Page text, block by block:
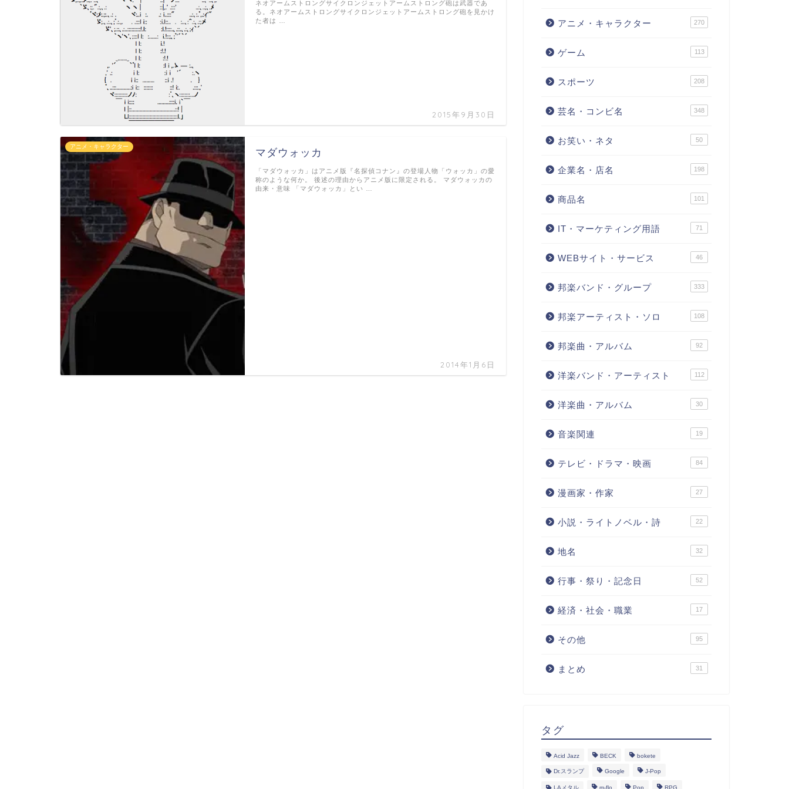
2015年9月30日
ネオアームストロングサイクロンジェットアームストロング砲は武器であ
る。ネオアームストロングサイクロンジェットアームストロング砲を見かけ
た者は …
アニメ・キャラクター
マダウォッカ
2014年1月6日
「マダウォッカ」はアニメ版『名探偵コナン』の登場人物「ウォッカ」の愛
称のような何か。 後述の理由からアニメ版に限定される。 マダウォッカの
由来・意味 「マダウォッカ」とい …
アニメ・キャラクター 270
ゲーム 113
スポーツ 208
芸名・コンビ名 348
お笑い・ネタ 50
企業名・店名 198
商品名 101
IT・マーケティング用語 71
WEBサイト・サービス 46
邦楽バンド・グループ 333
邦楽アーティスト・ソロ 108
邦楽曲・アルバム 92
洋楽バンド・アーティスト 112
洋楽曲・アルバム 30
音楽関連 19
テレビ・ドラマ・映画 84
漫画家・作家 27
小説・ライトノベル・詩 22
地名 32
行事・祭り・記念日 52
経済・社会・職業 17
その他 95
まとめ 31
タグ
Acid Jazz BECK bokete
Dr.スランプ Google J-Pop
LAメタル m-flo Pop RPG